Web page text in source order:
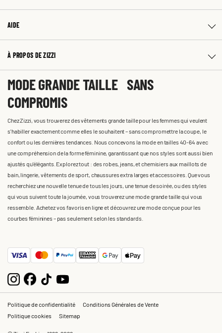
AIDE
À PROPOS DE ZIZZI
MODE GRANDE TAILLE SANS
COMPROMIS
Chez Zizzi, vous trouverez des vêtements grande taille pour les femmes qui veulent
s'habiller exactement comme elles le souhaitent – sans compromettre la coupe, le
confort ou les dernières tendances. Nous concevons la mode en tailles 40-64 avec
une compréhension de la forme féminine, garantissant que nos styles sont aussi bien
ajustés qu'élégants. Explorez tout : des robes, jeans, et chemisiers aux maillots de
bain, lingerie, vêtements de sport, chaussures extra larges et accessoires. Que vous
recherchiez une nouvelle tenue de tous les jours, une tenue de soirée, ou des styles
qui vous suivent toute la journée, vous trouverez une mode grande taille qui vous
ressemble. Achetez vos favoris en ligne et découvrez une mode conçue pour les
courbes féminines – pas seulement selon les standards.
Politique de confidentialité
Conditions Générales de Vente
Politique cookies
Sitemap